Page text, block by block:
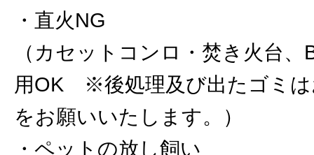
・直火NG
（カセットコンロ・焚き火台
用OK ※後処理及び出たゴミは
をお願いいたします。）
・ペットの放し飼い